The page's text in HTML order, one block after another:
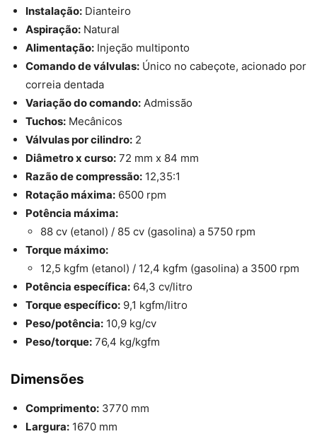
Instalação: Dianteiro
Aspiração: Natural
Alimentação: Injeção multiponto
Comando de válvulas: Único no cabeçote, acionado por
correia dentada
Variação do comando: Admissão
Tuchos: Mecânicos
Válvulas por cilindro: 2
Diâmetro x curso: 72 mm x 84 mm
Razão de compressão: 12,35:1
Rotação máxima: 6500 rpm
Potência máxima:
88 cv (etanol) / 85 cv (gasolina) a 5750 rpm
Torque máximo:
12,5 kgfm (etanol) / 12,4 kgfm (gasolina) a 3500 rpm
Potência específica: 64,3 cv/litro
Torque específico: 9,1 kgfm/litro
Peso/potência: 10,9 kg/cv
Peso/torque: 76,4 kg/kgfm
Dimensões
Comprimento: 3770 mm
Largura: 1670 mm